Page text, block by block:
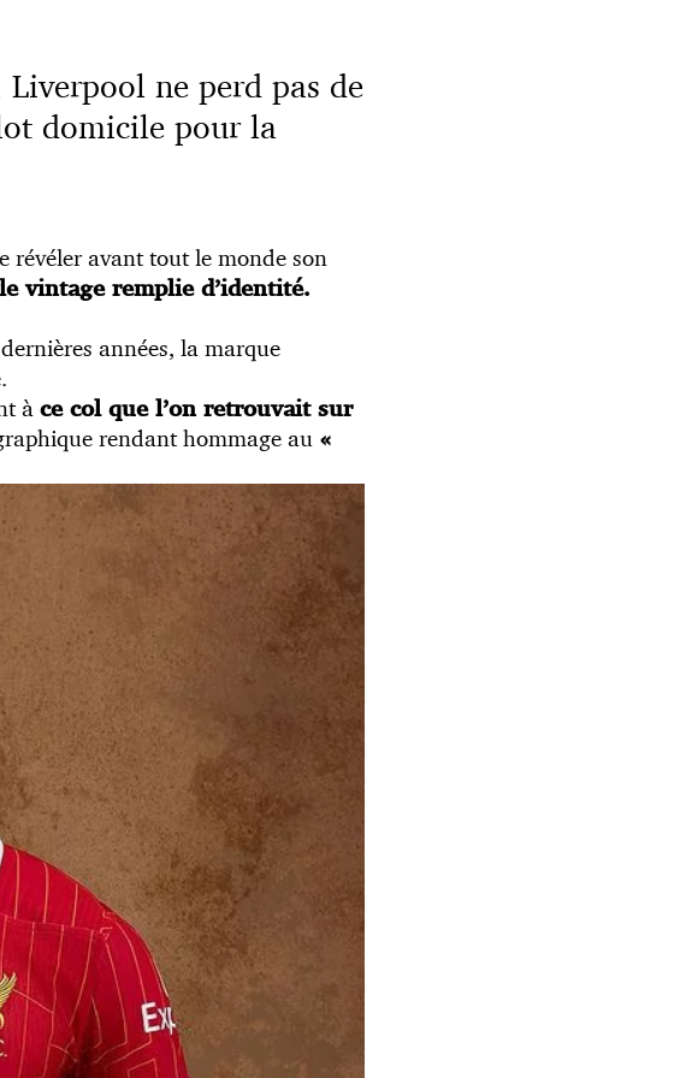
ne perd pas de
domicile pour la
révéler avant tout le monde son
vintage remplie d’identité.
années, la marque
à ce col que l’on retrouvait sur
rendant hommage au «